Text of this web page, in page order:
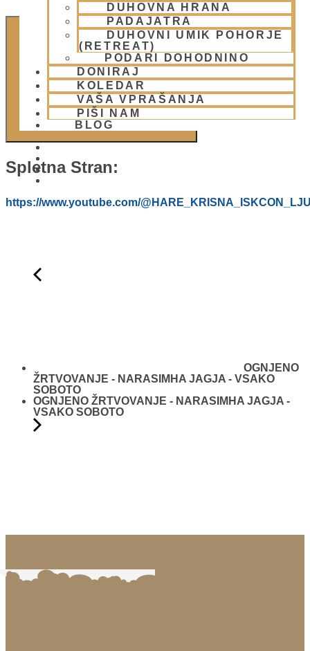
DUHOVNA HRANA
PADAJATRA
DUHOVNI UMIK POHORJE
(RETREAT)
PODARI DOHODNINO
DONIRAJ
KOLEDAR
VAŠA VPRAŠANJA
PIŠI NAM
BLOG
Spletna Stran:
https://www.youtube.com/
OGNJENO
ŽRTVOVANJE - NARASIMHA JAGJA - VSAKO
SOBOTO
OGNJENO ŽRTVOVANJE - NARASIMHA JAGJA -
VSAKO SOBOTO